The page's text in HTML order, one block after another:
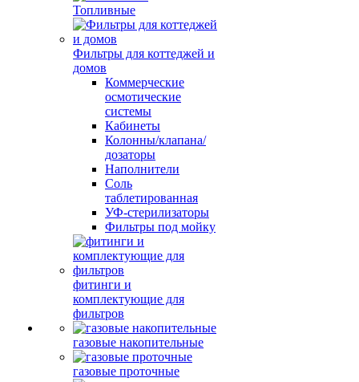
Топливные
Фильтры для коттеджей и
домов
Коммерческие
осмотические
системы
Кабинеты
Колонны/клапана/
дозаторы
Наполнители
Соль
таблетированная
УФ-стерилизаторы
Фильтры под мойку
фитинги и
комплектующие для
фильтров
газовые накопительные
газовые проточные